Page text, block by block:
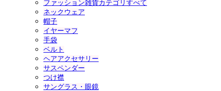
ファッション雑貨カテゴリすべて
ネックウェア
帽子
イヤーマフ
手袋
ベルト
ヘアアクセサリー
サスペンダー
つけ襟
サングラス・眼鏡